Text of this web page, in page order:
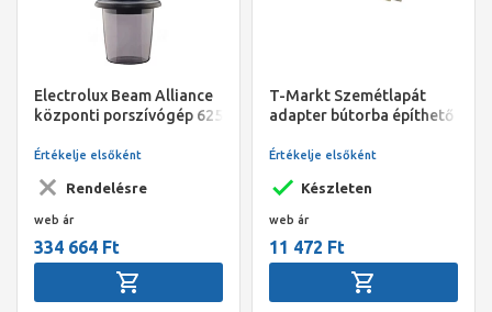
Electrolux Beam Alliance
központi porszívógép 625
v.o.mm,15l-es portartály,
Rendelésre
Értékelje elsőként
web ár
334 664 Ft
T-Markt Szemétlapát
adapter bútorba építhető
Készleten
Értékelje elsőként
web ár
11 472 Ft